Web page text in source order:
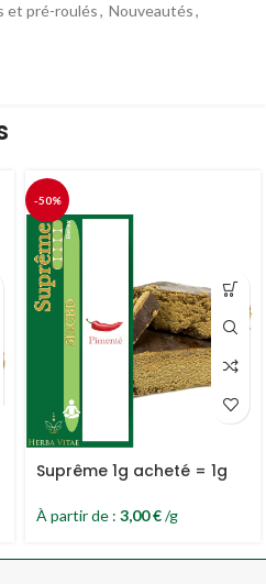
et pré-roulés, Nouveautés,
-50%
Suprême 1g acheté = 1g
À partir de : 3,00€/g